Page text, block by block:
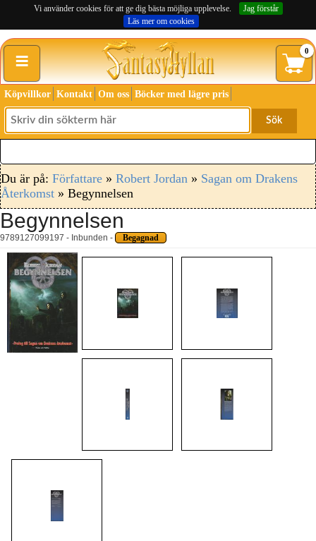
Vi använder cookies för att ge dig bästa möjliga upplevelse.
Jag förstår
Läs mer om cookies
≡ 0
Köpvillkor Kontakt Om oss Böcker med lägre pris
Sök
Du är på: Författare » Robert Jordan » Sagan om Drakens
Återkomst » Begynnelsen
Begynnelsen
9789127099197 - Inbunden - Begagnad